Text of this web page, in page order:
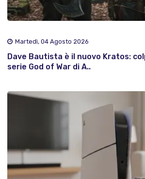
Martedì, 04 Agosto 2026
Dave Bautista è il nuovo Kratos:
serie God of War di A..